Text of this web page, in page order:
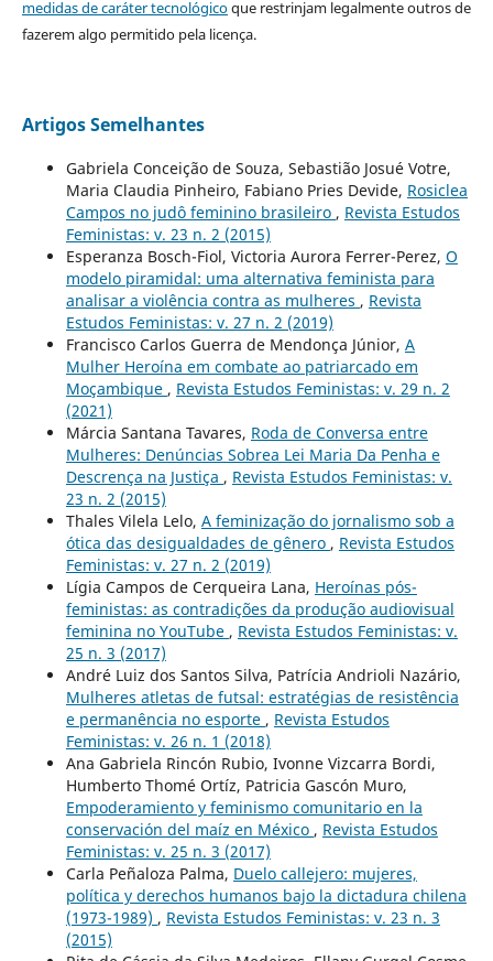
medidas de caráter tecnológicoque restrinjam legalmente outros de
fazerem algo permitido pela licença.
Artigos Semelhantes
Gabriela Conceição de Souza, Sebastião Josué Votre,
Maria Claudia Pinheiro, Fabiano Pries Devide, Rosiclea
Campos no judô feminino brasileiro , Revista Estudos
Feministas: v. 23 n. 2 (2015)
Esperanza Bosch-Fiol, Victoria Aurora Ferrer-Perez, O
modelo piramidal: uma alternativa feminista para
analisar a violência contra as mulheres , Revista
Estudos Feministas: v. 27 n. 2 (2019)
Francisco Carlos Guerra de Mendonça Júnior, A
Mulher Heroína em combate ao patriarcado em
Moçambique , Revista Estudos Feministas: v. 29 n. 2
(2021)
Márcia Santana Tavares, Roda de Conversa entre
Mulheres: Denúncias Sobrea Lei Maria Da Penha e
Descrença na Justiça , Revista Estudos Feministas: v.
23 n. 2 (2015)
Thales Vilela Lelo, A feminização do jornalismo sob a
ótica das desigualdades de gênero , Revista Estudos
Feministas: v. 27 n. 2 (2019)
Lígia Campos de Cerqueira Lana, Heroínas pós-
feministas: as contradições da produção audiovisual
feminina no YouTube , Revista Estudos Feministas: v.
25 n. 3 (2017)
André Luiz dos Santos Silva, Patrícia Andrioli Nazário,
Mulheres atletas de futsal: estratégias de resistência
e permanência no esporte , Revista Estudos
Feministas: v. 26 n. 1 (2018)
Ana Gabriela Rincón Rubio, Ivonne Vizcarra Bordi,
Humberto Thomé Ortíz, Patricia Gascón Muro,
Empoderamiento y feminismo comunitario en la
conservación del maíz en México , Revista Estudos
Feministas: v. 25 n. 3 (2017)
Carla Peñaloza Palma, Duelo callejero: mujeres,
política y derechos humanos bajo la dictadura chilena
(1973-1989) , Revista Estudos Feministas: v. 23 n. 3
(2015)